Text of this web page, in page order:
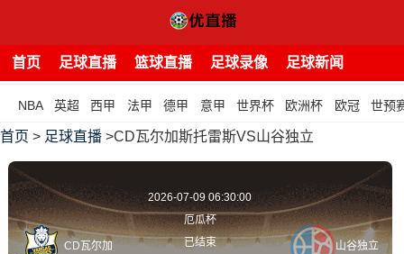
首页 足球直播 篮球直播 足球录像 足球新闻
NBA 英超 西甲 法甲 德甲 意甲 世界杯 欧洲杯 欧冠 世预
首页 > 足球直播 >CD瓦尔加斯托雷斯VS山谷独立
CD瓦尔加
2026-07-09 06:30:00
厄瓜杯
已结束
山谷独立